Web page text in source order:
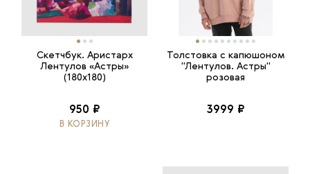
Скетчбук. Аристарх
Лентулов «Астры»
(180х180)
950 ₽
В КОРЗИНУ
Толстовка с капюшоном
"Лентулов. Астры"
розовая
3999 ₽